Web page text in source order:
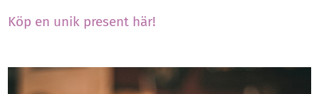
Köp en unik present här!